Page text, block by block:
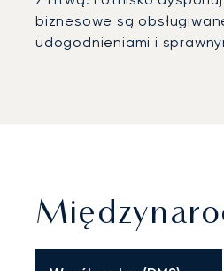
biznesowe są
udogodnieniami i